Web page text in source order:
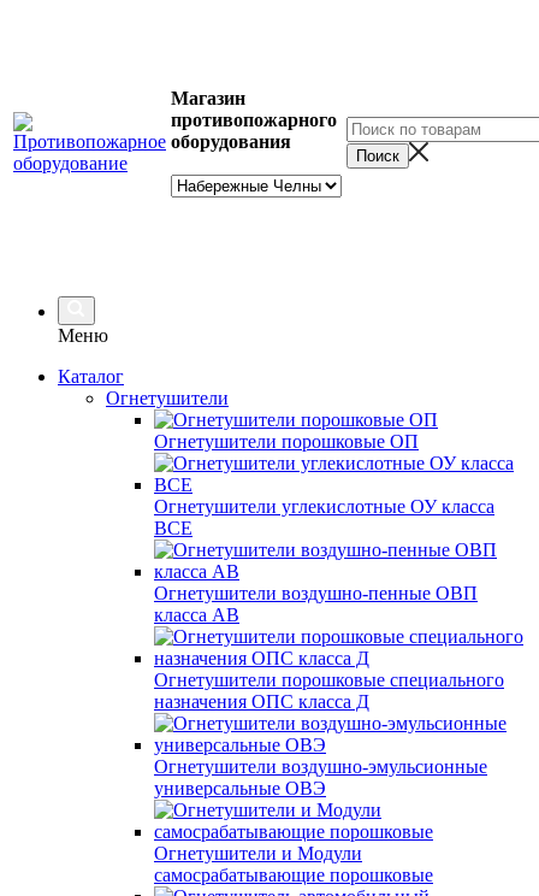
Магазин
противопожарного
оборудования
Меню
Каталог
Огнетушители
Огнетушители порошковые ОП
Огнетушители углекислотные ОУ класса
ВСЕ
Огнетушители воздушно-пенные ОВП
класса АВ
Огнетушители порошковые специального
назначения ОПС класса Д
Огнетушители воздушно-эмульсионные
универсальные ОВЭ
Огнетушители и Модули
самосрабатывающие порошковые